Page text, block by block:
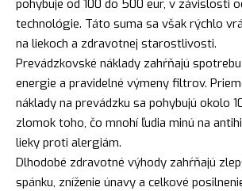
pohybuje od 100 do 500 eur, v závislosti
technológie. Táto suma sa však rýchlo
na liekoch a zdravotnej starostlivosti.
Prevádzkovské náklady zahŕňajú
energie a pravidelné výmeny filtrov.
náklady na prevádzku sa pohybujú okolo
zlomok toho, čo mnohí ľudia minú na
lieky proti alergiám.
Dlhodobé zdravotné výhody zahŕňajú
spánku, zníženie únavy a celkové